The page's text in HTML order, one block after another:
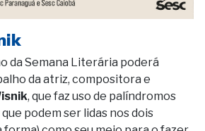
da Semana Literária poderá
da atriz, compositora e
, que faz uso de palíndromos
podem ser lidas nos dois